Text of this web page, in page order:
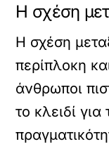
Η σχέση
Η σχέση
περίπλοκη
άνθρωποι
το κλειδί